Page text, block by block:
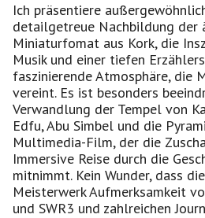
Ich präsentiere
detailgetreue Nachbildung der
Miniaturfomat aus Kork, die
Musik und einer tiefen
faszinierende Atmosphäre, die
vereint. Es ist besonders
Verwandlung der Tempel von
Edfu, Abu Simbel und die
Multimedia-Film, der die
Immersive Reise durch die
mitnimmt. Kein Wunder, dass
Meisterwerk Aufmerksamkeit
und SWR3 und zahlreichen